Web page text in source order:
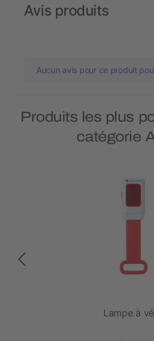
Avis produits
Aucun avis pour ce produit
Produits les plus
catégorie
Lampe à